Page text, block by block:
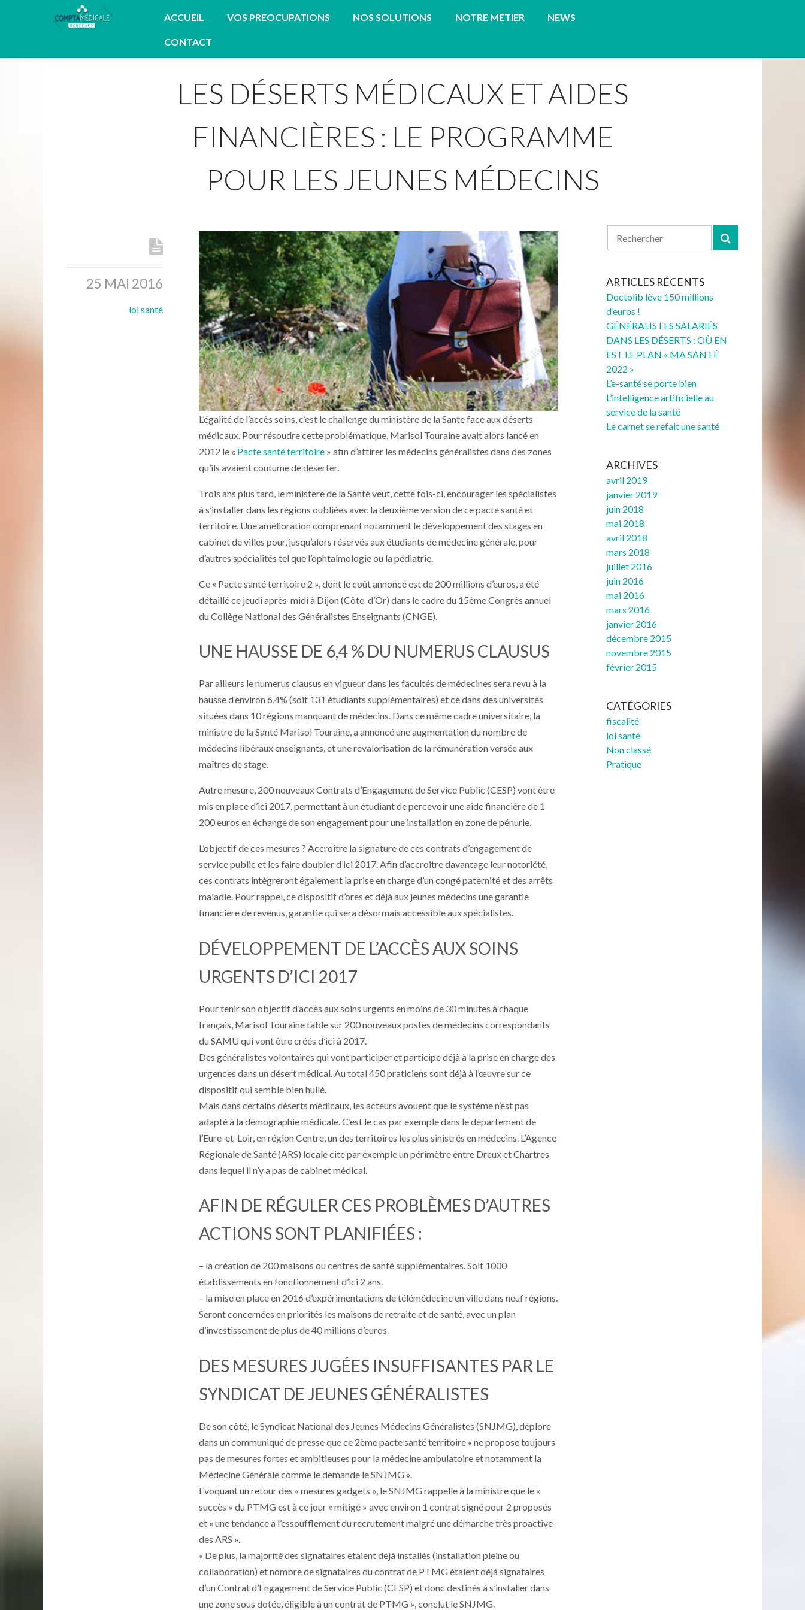
ACCUEIL VOS PREOCUPATIONS NOS SOLUTIONS NOTRE METIER NEWS
CONTACT
LES DÉSERTS MÉDICAUX ET AIDES
FINANCIÈRES : LE PROGRAMME
POUR LES JEUNES MÉDECINS
25 MAI 2016
loi santé
L’égalité de l’accès soins, c’est le challenge du ministère de la Sante face aux déserts
médicaux. Pour résoudre cette problématique, Marisol Touraine avait alors lancé en
2012 le « Pacte santé territoire » afin d’attirer les médecins généralistes dans des zones
qu’ils avaient coutume de déserter.
Trois ans plus tard, le ministère de la Santé veut, cette fois-ci, encourager les spécialistes
à s’installer dans les régions oubliées avec la deuxième version de ce pacte santé et
territoire. Une amélioration comprenant notamment le développement des stages en
cabinet de villes pour, jusqu’alors réservés aux étudiants de médecine générale, pour
d’autres spécialités tel que l’ophtalmologie ou la pédiatrie.
Ce « Pacte santé territoire 2 », dont le coût annoncé est de 200 millions d’euros, a été
détaillé ce jeudi après-midi à Dijon (Côte-d’Or) dans le cadre du 15ème Congrès annuel
du Collège National des Généralistes Enseignants (CNGE).
UNE HAUSSE DE 6,4 % DU NUMERUS CLAUSUS
Par ailleurs le numerus clausus en vigueur dans les facultés de médecines sera revu à la
hausse d’environ 6,4% (soit 131 étudiants supplémentaires) et ce dans des universités
situées dans 10 régions manquant de médecins. Dans ce même cadre universitaire, la
ministre de la Santé Marisol Touraine, a annoncé une augmentation du nombre de
médecins libéraux enseignants, et une revalorisation de la rémunération versée aux
maîtres de stage.
Autre mesure, 200 nouveaux Contrats d’Engagement de Service Public (CESP) vont être
mis en place d’ici 2017, permettant à un étudiant de percevoir une aide financière de 1
200 euros en échange de son engagement pour une installation en zone de pénurie.
L’objectif de ces mesures ? Accroitre la signature de ces contrats d’engagement de
service public et les faire doubler d’ici 2017. Afin d’accroitre davantage leur notoriété,
ces contrats intègreront également la prise en charge d’un congé paternité et des arrêts
maladie. Pour rappel, ce dispositif d’ores et déjà aux jeunes médecins une garantie
financière de revenus, garantie qui sera désormais accessible aux spécialistes.
DÉVELOPPEMENT DE L’ACCÈS AUX SOINS
URGENTS D’ICI 2017
Pour tenir son objectif d’accès aux soins urgents en moins de 30 minutes à chaque
français, Marisol Touraine table sur 200 nouveaux postes de médecins correspondants
du SAMU qui vont être créés d’ici à 2017.
Des généralistes volontaires qui vont participer et participe déjà à la prise en charge des
urgences dans un désert médical. Au total 450 praticiens sont déjà à l’œuvre sur ce
dispositif qui semble bien huilé.
Mais dans certains déserts médicaux, les acteurs avouent que le système n’est pas
adapté à la démographie médicale. C’est le cas par exemple dans le département de
l’Eure-et-Loir, en région Centre, un des territoires les plus sinistrés en médecins. L’Agence
Régionale de Santé (ARS) locale cite par exemple un périmètre entre Dreux et Chartres
dans lequel il n’y a pas de cabinet médical.
AFIN DE RÉGULER CES PROBLÈMES D’AUTRES
ACTIONS SONT PLANIFIÉES :
– la création de 200 maisons ou centres de santé supplémentaires. Soit 1000
établissements en fonctionnement d’ici 2 ans.
– la mise en place en 2016 d’expérimentations de télémédecine en ville dans neuf régions.
Seront concernées en priorités les maisons de retraite et de santé, avec un plan
d’investissement de plus de 40 millions d’euros.
DES MESURES JUGÉES INSUFFISANTES PAR LE
SYNDICAT DE JEUNES GÉNÉRALISTES
De son côté, le Syndicat National des Jeunes Médecins Généralistes (SNJMG), déplore
dans un communiqué de presse que ce 2ème pacte santé territoire « ne propose toujours
pas de mesures fortes et ambitieuses pour la médecine ambulatoire et notamment la
Médecine Générale comme le demande le SNJMG ».
Evoquant un retour des « mesures gadgets », le SNJMG rappelle à la ministre que le «
succès » du PTMG est à ce jour « mitigé » avec environ 1 contrat signé pour 2 proposés
et « une tendance à l’essoufflement du recrutement malgré une démarche très proactive
des ARS ».
« De plus, la majorité des signataires étaient déjà installés (installation pleine ou
collaboration) et nombre de signataires du contrat de PTMG étaient déjà signataires
d’un Contrat d’Engagement de Service Public (CESP) et donc destinés à s’installer dans
une zone sous dotée, éligible à un contrat de PTMG », conclut le SNJMG.
ARTICLES RÉCENTS
Doctolib lève 150 millions
d’euros !
GÉNÉRALISTES SALARIÉS
DANS LES DÉSERTS : OÙ EN
EST LE PLAN « MA SANTÉ
2022 »
L’e-santé se porte bien
L’intelligence artificielle au
service de la santé
Le carnet se refait une santé
ARCHIVES
avril 2019
janvier 2019
juin 2018
mai 2018
avril 2018
mars 2018
juillet 2016
juin 2016
mai 2016
mars 2016
janvier 2016
décembre 2015
novembre 2015
février 2015
CATÉGORIES
fiscalité
loi santé
Non classé
Pratique